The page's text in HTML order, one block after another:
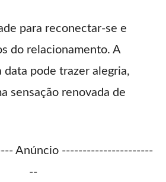
para reconectar-se e
do relacionamento. A
data pode trazer alegria,
sensação renovada de
Anúncio ----------------------
--